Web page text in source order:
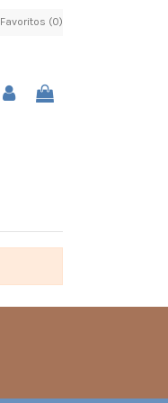
Favoritos (0)